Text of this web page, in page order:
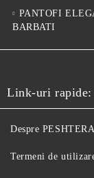
PANTOFI
BARBATI
Link-uri rapide:
Despre
Termeni de